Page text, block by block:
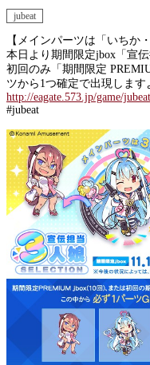
jubeat
【メインパーツは「いちか
本日より期間限定jbox「宣
初回のみ「期間限定
ツから1つ確定で出現します
http://eagate.573.jp/game/
#jubeat